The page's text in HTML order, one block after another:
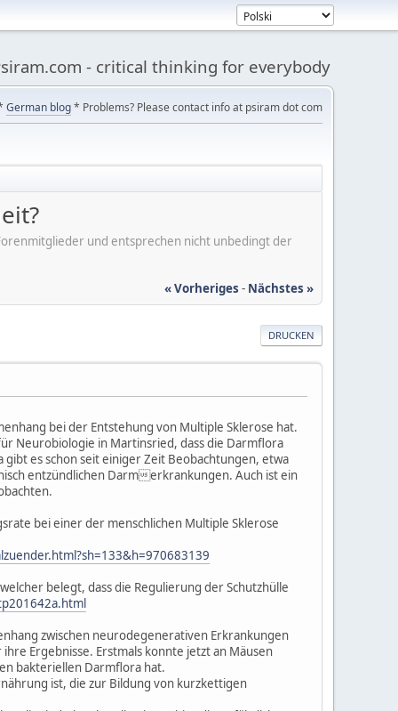
- critical thinking for everybody
German blog* Problems? Please contact info at psiram dot com
und entsprechen nicht unbedingt der
« Vorheriges - Nächstes »
DRUCKEN
bei der Entstehung von Multiple Sklerose hat.
Neurobiologie in Martinsried, dass die Darmflora
es schon seit einiger Zeit Beobachtungen, etwa
entzündlichen Darmerkrankungen. Auch ist ein
bei einer der menschlichen Multiple Sklerose
belegt, dass die Regulierung der Schutzhülle
zwischen neurodegenerativen Erkrankungen
Ergebnisse. Erstmals konnte jetzt an Mäusen
bakteriellen Darmflora hat.
ist, die zur Bildung von kurzkettigen